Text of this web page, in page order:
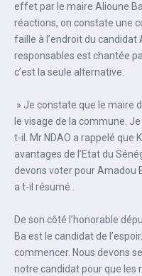
effet par le maire Alioune
réactions, on constate une
faille à l’endroit du candidat
responsables est chantée
c’est la seule alternative.
» Je constate que le maire
le visage de la commune.
t-il. Mr NDAO a rappelé que
avantages de l’Etat du
devons voter pour Amadou
a t-il résumé .
De son côté l’honorable
Ba est le candidat de
commencer. Nous devons
notre candidat pour que les